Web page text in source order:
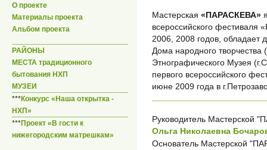
О проекте
Материалы проекта
Альбом проекта
РАЙОНЫ
МЕСТА традиционного
бытования НХП
МУЗЕИ
***Конкурс «Наша открытка -
НХП»
***Проект «В гости к
нижегородским матрешкам»
Мастерская «ПАРАСКЕВА»
всероссийского фестиваля
2006, 2008 годов, обладает
Дома народного творчества
Этнографического Музея
первого всероссийского
июне 2009 года в
Руководитель Мастерской
Ольга Николаевна
Основатель Мастерской